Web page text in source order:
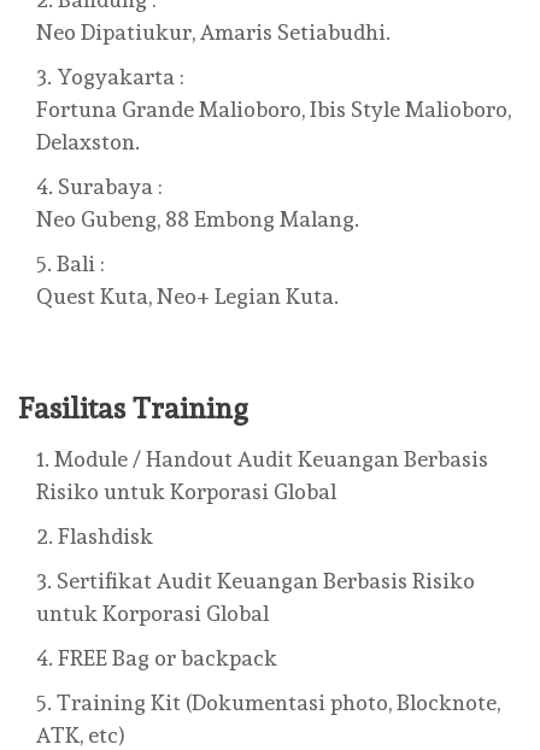
Neo Dipatiukur, Amaris Setiabudhi.
Yogyakarta :
Fortuna Grande Malioboro, Ibis Style Malioboro,
Delaxston.
Surabaya :
Neo Gubeng, 88 Embong Malang.
Bali :
Quest Kuta, Neo+ Legian Kuta.
Fasilitas Training
Module / Handout Audit Keuangan Berbasis
Risiko untuk Korporasi Global
Flashdisk
Sertifikat Audit Keuangan Berbasis Risiko
untuk Korporasi Global
FREE Bag or backpack
Training Kit (Dokumentasi photo, Blocknote,
ATK, etc)